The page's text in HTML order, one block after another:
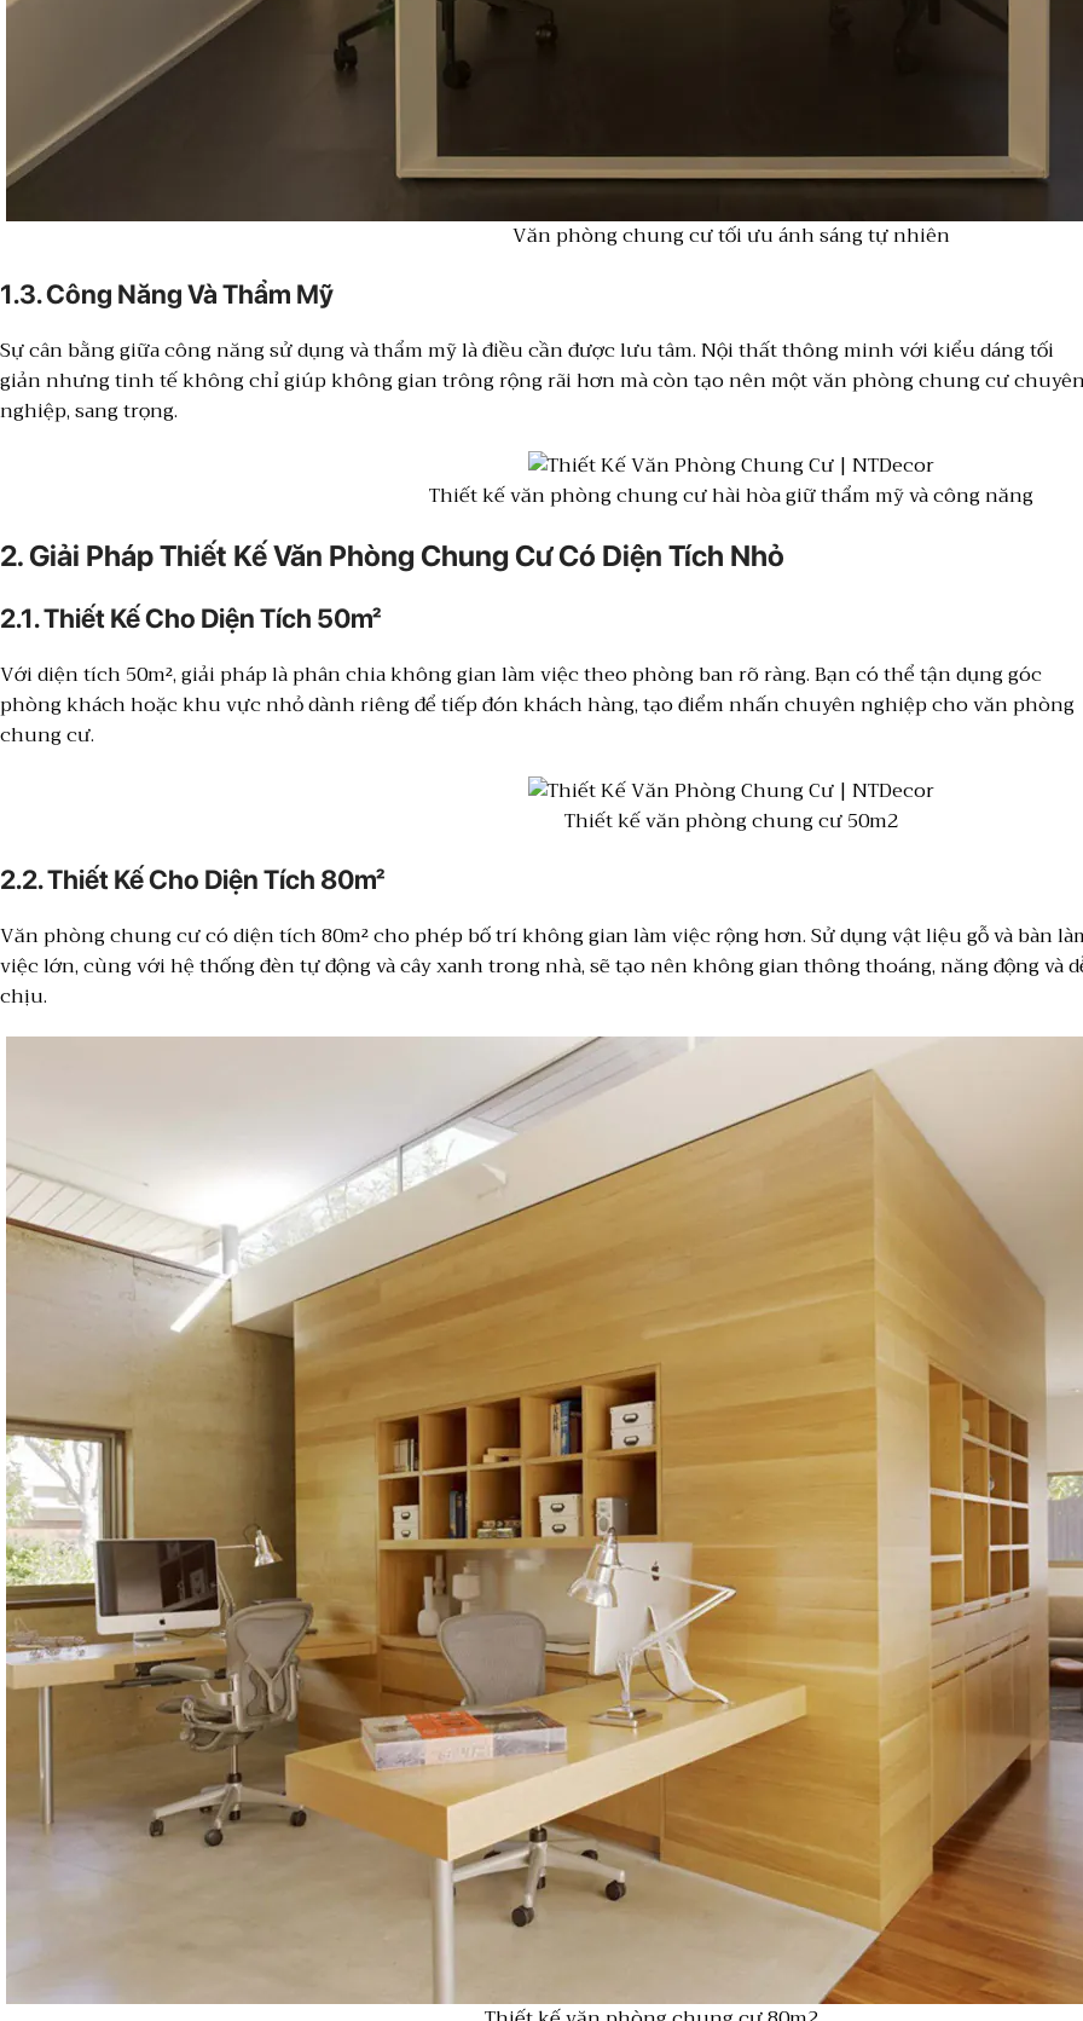
Văn phòng chung cư tối ưu ánh sáng tự nhiên
1.3. Công Năng Và Thẩm Mỹ
Sự cân bằng giữa công năng sử dụng và thẩm mỹ là điều cần được lưu tâm. Nội thất thông minh với kiểu dáng tối
giản nhưng tinh tế không chỉ giúp không gian trông rộng rãi hơn mà còn tạo nên một văn phòng chung cư
nghiệp, sang trọng.
Thiết kế văn phòng chung cư hài hòa giữ thẩm mỹ và công năng
2. Giải Pháp Thiết Kế Văn Phòng Chung Cư Có Diện Tích Nhỏ
2.1. Thiết Kế Cho Diện Tích 50m²
Với diện tích 50m², giải pháp là phân chia không gian làm việc theo phòng ban rõ ràng. Bạn có thể tận dụng góc
phòng khách hoặc khu vực nhỏ dành riêng để tiếp đón khách hàng, tạo điểm nhấn chuyên nghiệp cho văn phòng
chung cư.
Thiết kế văn phòng chung cư 50m2
2.2. Thiết Kế Cho Diện Tích 80m²
Văn phòng chung cư có diện tích 80m² cho phép bố trí không gian làm việc rộng hơn. Sử dụng vật liệu gỗ và bàn
việc lớn, cùng với hệ thống đèn tự động và cây xanh trong nhà, sẽ tạo nên không gian thông thoáng, năng động và
chịu.